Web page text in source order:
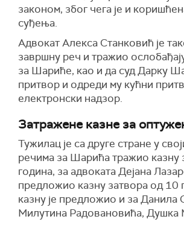
законом, због чега је и
суђења.
Адвокат Алекса Станковић је
завршну реч и тражио
за Шариће, као и да суд Дарку
притвор и одреди му кућни
електронски надзор.
Затражене казне за
Тужилац је са друге стране у
речима за Шарића тражио казну
година, за адвоката Дејана
предложио казну затвора од 10
казну је предложио и за Данила
Милутина Радовановића, Душка